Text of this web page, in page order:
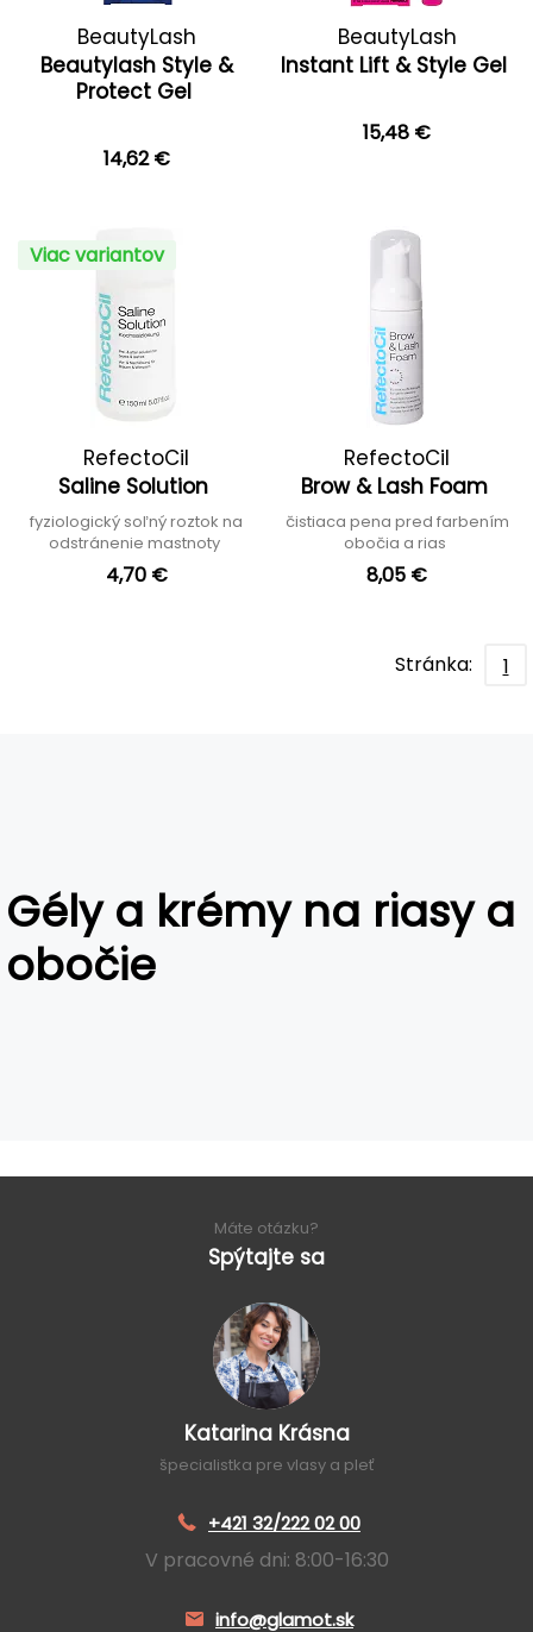
BeautyLash
Beautylash Style &
Protect Gel
14,62 €
BeautyLash
Instant Lift & Style Gel
15,48 €
Viac variantov
RefectoCil
Saline Solution
fyziologický soľný roztok na
odstránenie mastnoty
4,70 €
RefectoCil
Brow & Lash Foam
čistiaca pena pred farbením
obočia a rias
8,05 €
Stránka: 1
Gély a krémy na riasy a
obočie
Máte otázku?
Spýtajte sa
Katarina Krásna
špecialistka pre vlasy a pleť
+421 32/222 02 00
V pracovné dni: 8:00-16:30
info@glamot.sk